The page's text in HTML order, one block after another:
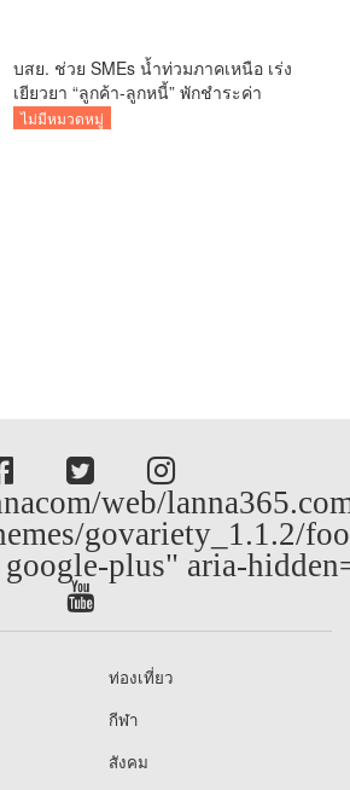
บสย. ช่วย SMEs น้ำท่วมภาคเหนือ เร่ง
เยียวยา “ลูกค้า-ลูกหนี้” พักชำระค่า
ธรรมเนียม-ค่างวด
ไม่มีหมวดหมู่
web/
govariety_1.1.2/
google-plus" aria-
ท่องเที่ยว
กีฬา
สังคม